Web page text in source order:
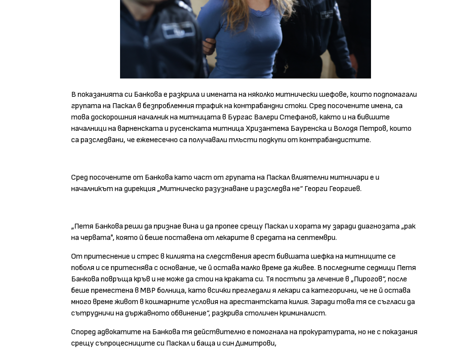
В показанията си Банкова е разкрила и имената на няколко митнически шефове, които подпомагали
групата на Паскал в безпроблемния трафик на контрабандни стоки. Сред посочените имена, са
това доскорошния началник на митницата в Бургас Валери Стефанов, както и на бившите
началници на варненската и русенската митница Хризантема Бауренска и Володя Петров, които
са разследвани, че ежемесечно са получавали тлъсти подкупи от контрабандистите.
Сред посочените от Банкова като част от групата на Паскал влиятелни митничари е и
началникът на дирекция „Митническо разузнаване и разследва не“ Георги Георгиев.
„Петя Банкова реши да признае вина и да пропее срещу Паскал и хората му заради диагнозата „рак
на червата", която й беше поставена от лекарите в средата на септември.
От притеснение и стрес в килията на следствения арест бившата шефка на митниците се
поболя и се притеснява с основание, че й остава малко време да живее. В последните седмици Петя
Банкова повръща кръв и не може да стои на краката си. Тя постъпи за лечение в „Пирогов“, после
беше преместена в МВР болница, като всички прегледали я лекари са категорични, че не й остава
много време живот в кошмарните условия на арестантската килия. Заради това тя се съгласи да
сътрудничи на държавното обвинение“, разкрива столичен криминалист.
Според адвокатите на Банкова тя действително е помогнала на прокуратурата, но не с показания
срещу съпроцесниците си Паскал и баща и син Димитрови,